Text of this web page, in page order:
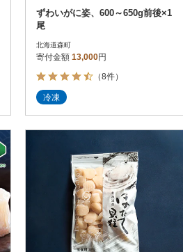
ずわいがに姿、600～650g前後×1
尾
北海道森町
寄付金額 13,000円
（8件）
冷凍